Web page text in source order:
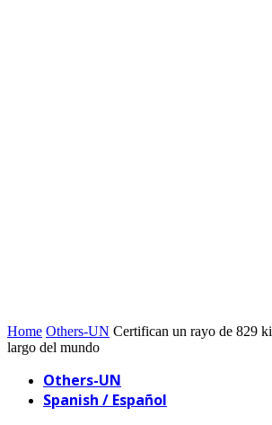
Home Others-UN Certifican un rayo de 829
largo del mundo
Others-UN
Spanish / Español